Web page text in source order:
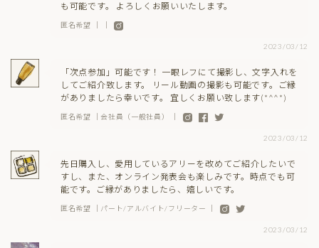
も可能です。 よろしくお願いいたします。
匿名希望 ｜ ｜
2023/03/12
「次点参加」可能です！ 一眼レフにて撮影し、文字入れを
してご紹介致します。 リール動画の撮影も可能です。ご縁
がありましたら幸いです。 宜しくお願い致します(*^^*)
匿名希望 ｜会社員（一般社員） ｜
2023/03/12
先日購入し、愛用しているアリーを改めてご紹介したいで
すし、また、オンライン発表会も楽しみです。時点でも可
能です。ご縁がありましたら、嬉しいです。
匿名希望 ｜パート/アルバイト/フリーター ｜
2023/03/12